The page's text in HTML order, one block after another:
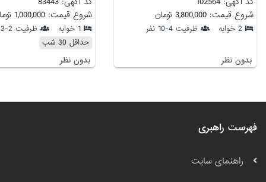
شروع قیمت: 3,800,000 تومان
2 خوابه ظرفیت 4-10 نفر
بدون نظر
شروع قیمت: 1,000,000 تومان
1 خوابه
ظرفیت 2-3 نفر
حداقل 30 شب
بدون نظر
فهرست راهبری
راهنمای سایت